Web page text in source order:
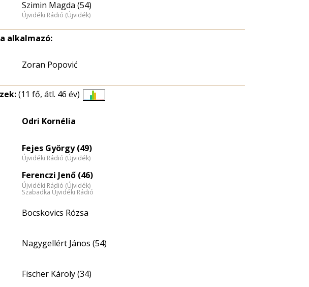
Szimin Magda (54)
Újvidéki Rádió (Újvidék)
alkalmazó:
Zoran Popović
(11 fő, átl. 46 év)
Odri Kornélia
Fejes György (49)
Újvidéki Rádió (Újvidék)
Ferenczi Jenő (46)
Újvidéki Rádió (Újvidék)
Szabadka Újvidéki Rádió
Bocskovics Rózsa
Nagygellért János (54)
Fischer Károly (34)